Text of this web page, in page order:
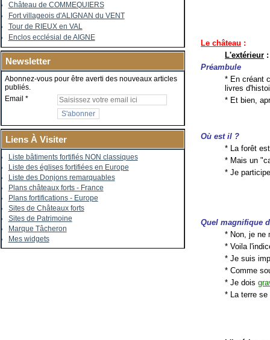
Château de COMMEQUIERS
Fort villageois d'ALIGNAN du VENT
Tour de RIEUX en VAL
Enclos ecclésial de AIGNE
Newsletter
Abonnez-vous pour être averti des nouveaux articles
publiés.
Email
Liens À Visiter
Liste bâtiments fortifiés NON classiques
Liste des églises fortifiées en Europe
Liste des Donjons remarquables
Plans châteaux forts - France
Plans fortifications - Europe
Sites de Châteaux forts
Sites de Patrimoine
Marque Tâcheron
Mes widgets
Le château :
L'extérieur :
Préambule
* En créant
livres
* Et bien,
Où est il ?
* La forêt
* Mais un
* Je
Quel magnifique
* Non, je ne
* Voila
* Je suis
* Comme
* Je dois
* La terre